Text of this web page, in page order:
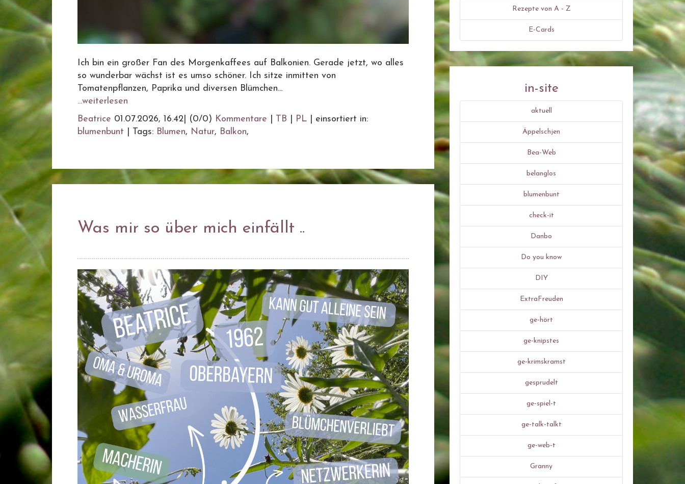
Ich bin ein großer Fan des Morgenkaffees auf Balkonien. Gerade jetzt, wo alles
so wunderbar wächst ist es umso schöner. Ich sitze inmitten von
Tomatenpflanzen, Paprika und diversen Blümchen...
...weiterlesen
Beatrice 01.07.2026, 16.42 (0/0) Kommentare TB PL
einsortiert in:
blumenbunt
Tags: Blumen, Natur, Balkon,
Was mir so über mich einfällt ..
Rezepte von A - Z
E-Cards
in-site
aktuell
Äppelschjen
Bea-Web
belanglos
blumenbunt
check-it
Danbo
Do you know
DIY
ExtraFreuden
ge-hört
ge-knipstes
ge-krimskramst
gesprudelt
ge-spiel-t
ge-talk-talkt
ge-web-t
Granny